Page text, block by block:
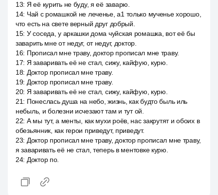
13: Я её курить не буду, я её заварю.
14: Чай с ромашкой не леченье, a1 только мученье хорошо,
что есть на свете верный друг добрый.
15: У соседа, у аркашки дома чуйская ромашка, вот её бы
заварить мне от недуг, от недуг, доктор.
16: Прописал мне траву, доктор прописал мне траву.
17: Я заваривать её не стал, сижу, кайфую, курю.
18: Доктор прописал мне траву.
19: Доктор прописал мне траву.
20: Я заваривать её не стал, сижу, кайфую, курю.
21: Понеслась душа на небо, жизнь, как будто быль иль
небыль, и болезни исчезают там и тут ой.
22: А мы тут, а менты, как мухи роёв, нас закрутят и обоих в
обезьянник, как герои приведут, приведут.
23: Доктор прописал мне траву, доктор прописал мне траву,
я заваривать её не стал, теперь в ментовке курю.
24: Доктор по.